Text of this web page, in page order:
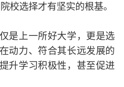
校选择才有坚实的根基。
是上一所好大学，更是选
动力、符合其长远发展的
升学习积极性，甚至促进